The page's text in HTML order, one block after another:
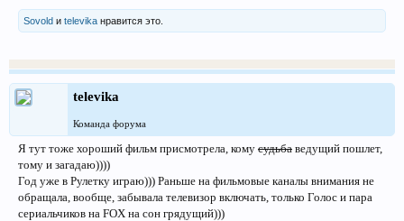
Sovold и televika нравится это.
televika
Команда форума
Я тут тоже хороший фильм присмотрела, кому судьба ведущий пошлет,
тому и загадаю))))
Год уже в Рулетку играю))) Раньше на фильмовые каналы внимания не
обращала, вообще, забывала телевизор включать, только Голос и пара
сериальчиков на FOX на сон грядущий)))